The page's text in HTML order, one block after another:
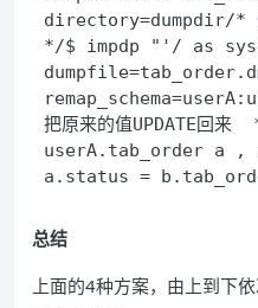
directory=dumpdir/* 恢
*/$ impdp "'/ as
把原来的值UPDATE回来
userA.tab_order a ,
a.status =
总结
上面的4种方案，由上到下